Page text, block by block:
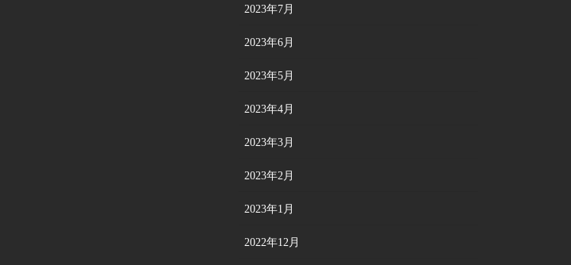
2023年7月
2023年6月
2023年5月
2023年4月
2023年3月
2023年2月
2023年1月
2022年12月